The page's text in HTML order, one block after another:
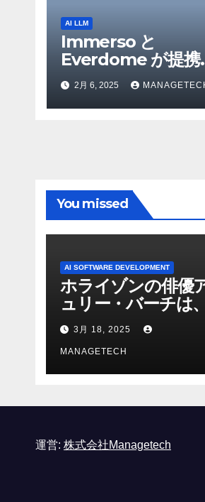
AI LLM
Immerso と
Everdome が提携
し、AI を活用した
験を通じてメタバー
のイノベーション
2月 6, 2025
You missed
AI SOFTWARE DEVELOPMENT
ホライゾンの俳優
ュリー・バーチは
ニーのAIアロイの
オを見て「ゲームパ
ォーマンスという芸
形式に不安を感じ
3月 18, 2025
MANAGETECH
運営: 株式会社Managetech